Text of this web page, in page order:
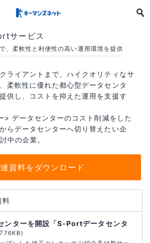
サービス
、柔軟性と利便性の高い運用環境を提供
ライアントまで、ハイクオリティなサ
柔軟性に優れた都心型データセンタ
供し、コストを抑えた運用を支援す
> データセンターのコスト削減をした
らデータセンターへ切り替えたい企
中の企業。
資料をダウンロード
料
ンターを開設「S-Portデータセンタ